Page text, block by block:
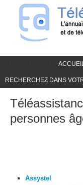
RECHERCHEZ DANS
personnes
Assystel